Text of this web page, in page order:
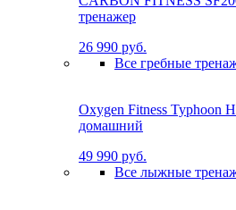
тренажер
26 990 руб.
Все гребные
Oxygen Fitness Typhoon
домашний
49 990 руб.
Все лыжные